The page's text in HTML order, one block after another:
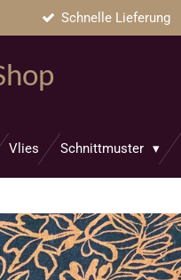
Schnelle Lieferung
Vlies Schnittmuster